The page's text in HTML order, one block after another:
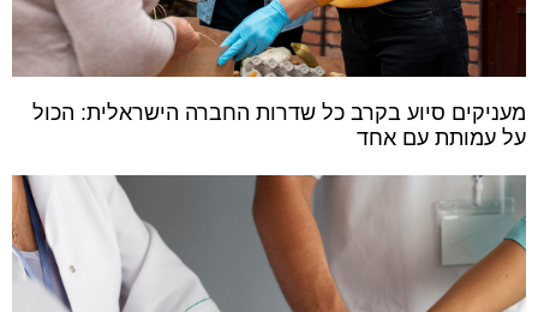
מעניקים סיוע בקרב כל שדרות החברה הישראלית: הכול
על עמותת עם אחד